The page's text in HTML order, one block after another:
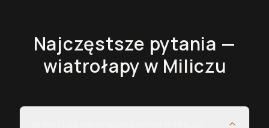
Najczęstsze pytania —
wiatrołapyw Miliczu